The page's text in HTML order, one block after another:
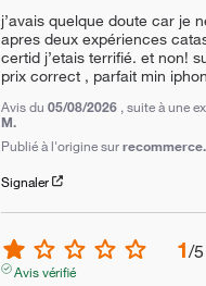
j’avais quelque doute car je
apres deux expériences
certid j’etais terrifié. et non!
prix correct , parfait min
Avis du 05/08/2026 , suite à une
M.
Publié à l'origine sur
Signaler
1/5
Avis vérifié